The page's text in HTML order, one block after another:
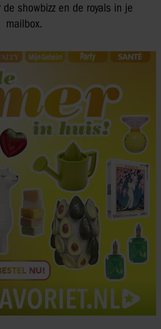
showbizz en de royals in je
mailbox.